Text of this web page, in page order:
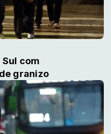
com
granizo